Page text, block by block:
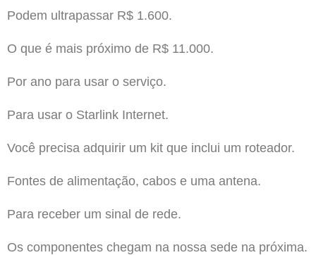
Podem ultrapassar R$ 1.600.
O que é mais próximo de R$ 11.000.
Por ano para usar o serviço.
Para usar o Starlink Internet.
Você precisa adquirir um kit que inclui um roteador.
Fontes de alimentação, cabos e uma antena.
Para receber um sinal de rede.
Os componentes chegam na nossa sede na próxima.